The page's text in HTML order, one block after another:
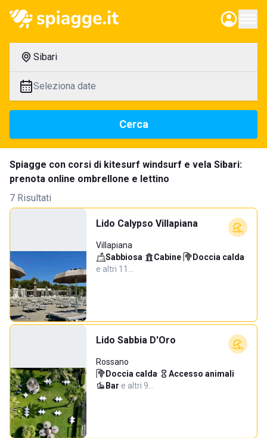
Sibari
Seleziona date
Cerca
Spiagge con corsi di kitesurf windsurf e vela Sibari:
prenota online ombrellone e lettino
7 Risultati
Lido Calypso Villapiana
Villapiana
Sabbiosa· Cabine· Doccia calda·
e altri 11…
Lido Sabbia D'Oro
Rossano
Doccia calda· Accesso animali·
Bar·e altri 9…